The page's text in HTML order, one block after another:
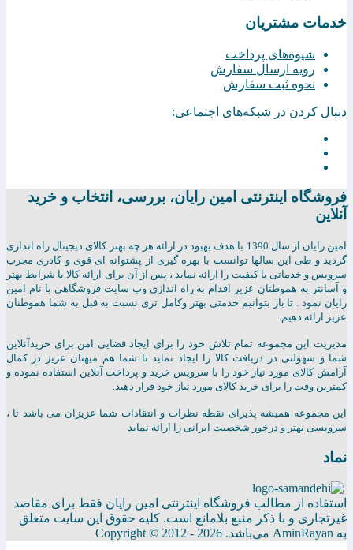
خدمات مشتریان
شیوه‌های پرداخت
رویه ارسال سفارش
نحوه ثبت سفارش
دنبال کردن در شبکه‌های اجتماعی:
فروشگاه اینترنتی امين رايان، بررسی، انتخاب و خرید
آنلاین
امين رايان از سال 1390 با هدف بهبود در ارائه هر چه بهتر کالای دیجیتال راه اندازی
گردید و طی این سالها توانست با بهره گیری از پشتوانه ای قوی و کادری مجرب
سرویس و خدماتی با کیفیت را ارائه نماید ، پس از آن برای ارائه کالا با شرایط بهتر
و آسانتر به هموطنان عزیر اقدام به راه اندازی وب سایت فروشگاهی با نام امین
رایان نمود . تا باز بتوانیم خدمتی بهتر وکامل تری نسبت به قبل به شما هموطنان
عزیز ارائه دهیم.
مدیریت این مجموعه تمام تلاش خود را برای ایجاد فضایی امن برای خریدآنلاین
شما و سهولتی در دریافت کالا را ایجاد نماید تا شما هم میهنان عزیز در کمال
آرامش کالای مورد نیاز خود را با سرویس خرید و پرداخت آنلاین استفاده نموده و
کمترین وقت را برای خرید کالای مورد نیاز خود قرار دهید.
این مجموعه همیشه پذیرای نقطه نظرات و انتقادات شما عزیزان می باشد تا ،
سرویسی بهتر و درخور شخصیت ایرانی را ارائه نماید
نماد
استفاده از مطالب فروشگاه اینترنتی امین رایان فقط برای مقاصد
غیرتجاری و با ذکر منبع بلامانع است. کلیه حقوق این سایت متعلق
به AminRayan می‌باشد. Copyright © 2012 - 2026